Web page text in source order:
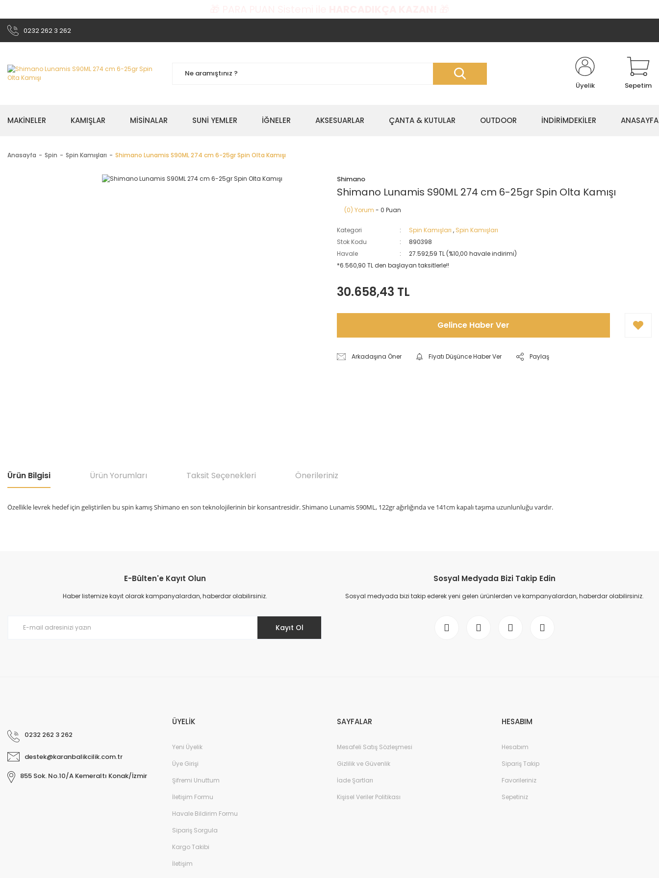
0232 262 3 262
Üyelik Sepetim
MAKİNELER KAMIŞLAR MİSİNALAR SUNİ YEMLER İĞNELER AKSESUARLAR ÇANTA & KUTULAR OUTDOOR İNDİRİMDEKİLER ANASAYFA
Anasayfa Spin Spin Kamışları Shimano Lunamis S90ML 274 cm 6-25gr Spin Olta Kamışı
Shimano
Shimano Lunamis S90ML 274 cm 6-25gr Spin Olta Kamışı
(0) Yorum - 0 Puan
Kategori Spin Kamışları , Spin Kamışları
Stok Kodu
890398
Havale
27.592,59 TL (%10,00 havale indirimi)
*6.560,90 TL den başlayan taksitlerle!!
30.658,43 TL
Gelince Haber Ver
Arkadaşına Öner Fiyatı Düşünce Haber Ver Paylaş
Ürün Bilgisi Ürün Yorumları Taksit Seçenekleri Önerileriniz
Özellikle levrek hedef için geliştirilen bu spin kamış Shimano en son teknolojilerinin bir konsantresidir. Shimano Lunamis S90ML, 122gr ağırlığında ve 141cm kapalı taşıma uzunlunluğu vardır.
Ürün resmi kalitesiz, bozuk veya görüntülenemiyor.
Ürün açıklamasında eksik bilgiler bulunuyor.
E-Bülten'e Kayıt Olun
Haber listemize kayıt olarak kampanyalardan, haberdar olabilirsiniz.
Kayıt Ol
Sosyal Medyada Bizi Takip Edin
Sosyal medyada bizi takip ederek yeni gelen ürünlerden ve kampanyalardan, haberdar olabilirsiniz.
0232 262 3 262
destek@karanbalikcilik.com.tr
855 Sok. No.10/A Kemeraltı Konak/İzmir
ÜYELİK
Yeni Üyelik
Üye Girişi
Şifremi Unuttum
İletişim Formu
Havale Bildirim Formu
Sipariş Sorgula
Kargo Takibi
İletişim
SAYFALAR
Mesafeli Satış Sözleşmesi
Gizlilik ve Güvenlik
İade Şartları
Kişisel Veriler Politikası
HESABIM
Hesabım
Sipariş Takip
Favorileriniz
Sepetiniz